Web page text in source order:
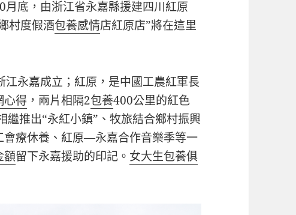
月底，由浙江省永嘉縣援建四川紅原
村度假酒包養感情店紅原店”將在這里
永嘉成立；紅原，是中國工農紅軍長
心得 ，兩片相隔2包養400公里的紅色
推出“永紅小鎮”、牧旅結合鄉村振興
療休養、紅原—永嘉合作音樂季等一
額留下永嘉援助的印記。 女大生包養俱